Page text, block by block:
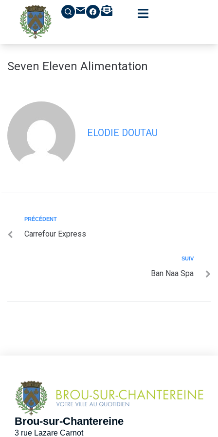
principal
Seven Eleven Alimentation
ELODIE DOUTAU
PRÉCÉDENT
Carrefour Express
SUIV
Ban Naa Spa
Brou-sur-Chantereine
3 rue Lazare Carnot